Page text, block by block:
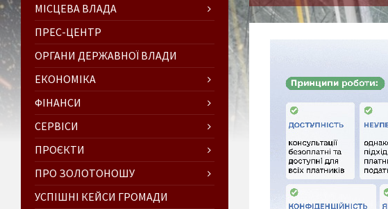
МІСЦЕВА ВЛАДА
ПРЕС-ЦЕНТР
ОРГАНИ ДЕРЖАВНОЇ ВЛАДИ
ЕКОНОМІКА
ФІНАНСИ
СЕРВІСИ
ПРОЄКТИ
ПРО ЗОЛОТОНОШУ
УСПІШНІ КЕЙСИ ГРОМАДИ